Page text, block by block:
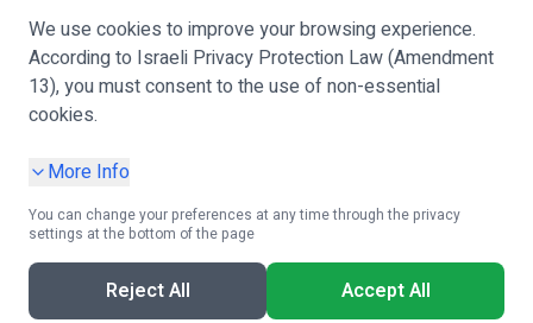
שים לב:אימות גיל נדרש לפני מילוי הטופס
עקבו אחרינו
בקשת מידע אישי
קבלו ייעוץ חינם!
We use cookies to improve your browsing experience.
According to Israeli Privacy Protection Law (Amendment
13), you must consent to the use of non-essential
cookies.
More Info
You can change your preferences at any time through the privacy
settings at the bottom of the page
Reject All Accept All